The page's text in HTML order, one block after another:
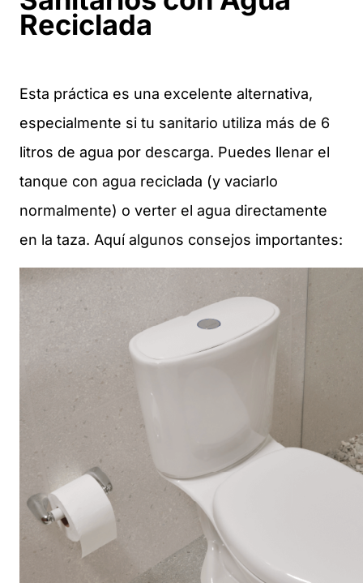
Reciclada
Esta práctica es una excelente alternativa,
especialmente si tu sanitario utiliza más de 6
litros de agua por descarga. Puedes llenar el
tanque con agua reciclada (y vaciarlo
normalmente) o verter el agua directamente
en la taza. Aquí algunos consejos importantes: